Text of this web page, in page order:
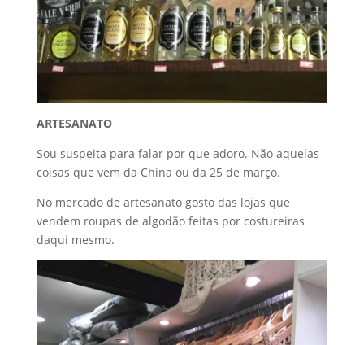
ARTESANATO
Sou suspeita para falar por que adoro. Não aquelas
coisas que vem da China ou da 25 de março.
No mercado de artesanato gosto das lojas que
vendem roupas de algodão feitas por costureiras
daqui mesmo.